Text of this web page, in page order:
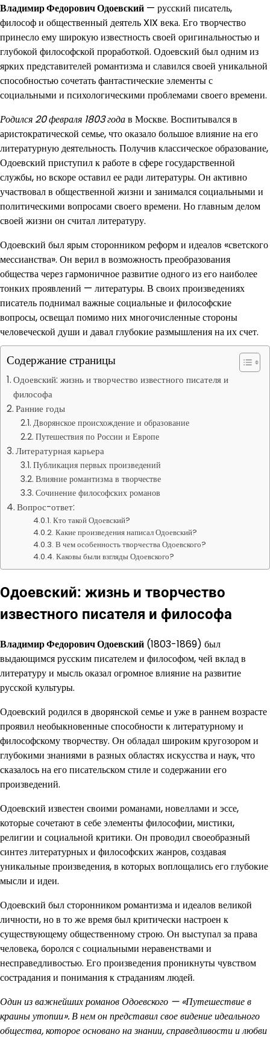
Владимир Федорович Одоевский — русский писатель,
философ и общественный деятель XIX века. Его творчество
принесло ему широкую известность своей оригинальностью и
глубокой философской проработкой. Одоевский был одним из
ярких представителей романтизма и славился своей уникальной
способностью сочетать фантастические элементы с
социальными и психологическими проблемами своего времени.
Родился 20 февраля 1803 годав Москве. Воспитывался в
аристократической семье, что оказало большое влияние на его
литературную деятельность. Получив классическое образование,
Одоевский приступил к работе в сфере государственной
службы, но вскоре оставил ее ради литературы. Он активно
участвовал в общественной жизни и занимался социальными и
политическими вопросами своего времени. Но главным делом
своей жизни он считал литературу.
Одоевский был ярым сторонником реформ и идеалов «светского
мессианства». Он верил в возможность преобразования
общества через гармоничное развитие одного из его наиболее
тонких проявлений — литературы. В своих произведениях
писатель поднимал важные социальные и философские
вопросы, освещал помимо них многочисленные стороны
человеческой души и давал глубокие размышления на их счет.
Содержание страницы
Одоевский: жизнь и творчество известного писателя и
философа
Ранние годы
Дворянское происхождение и образование
Путешествия по России и Европе
Литературная карьера
Публикация первых произведений
Влияние романтизма в творчестве
Сочинение философских романов
Вопрос-ответ:
Кто такой Одоевский?
Какие произведения написал Одоевский?
В чем особенность творчества Одоевского?
Каковы были взгляды Одоевского?
Одоевский: жизнь и творчество
известного писателя и философа
Владимир Федорович Одоевский (1803-1869) был
выдающимся русским писателем и философом, чей вклад в
литературу и мысль оказал огромное влияние на развитие
русской культуры.
Одоевский родился в дворянской семье и уже в раннем возрасте
проявил необыкновенные способности к литературному и
философскому творчеству. Он обладал широким кругозором и
глубокими знаниями в разных областях искусства и наук, что
сказалось на его писательском стиле и содержании его
произведений.
Одоевский известен своими романами, новеллами и эссе,
которые сочетают в себе элементы философии, мистики,
религии и социальной критики. Он проводил своеобразный
синтез литературных и философских жанров, создавая
уникальные произведения, в которых воплощались его глубокие
мысли и идеи.
Одоевский был сторонником романтизма и идеалов великой
личности, но в то же время был критически настроен к
существующему общественному строю. Он выступал за права
человека, боролся с социальными неравенствами и
несправедливостью. Его произведения проникнуты чувством
сострадания и понимания к страданиям людей.
Один из важнейших романов Одоевского — «Путешествие в
краины утопии». В нем он представил свое видение идеального
общества, которое основано на знании, справедливости и любви